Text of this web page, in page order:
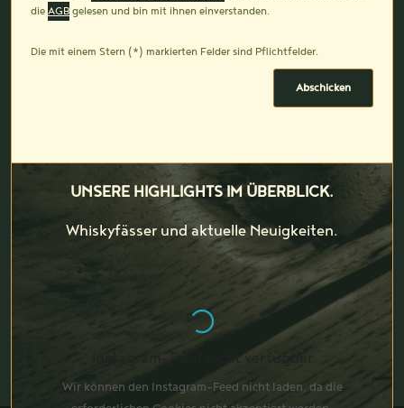
die AGB gelesen und bin mit ihnen einverstanden.
Die mit einem Stern (*) markierten Felder sind Pflichtfelder.
Abschicken
UNSERE HIGHLIGHTS IM ÜBERBLICK.
Whiskyfässer und aktuelle Neuigkeiten.
Instagram-Feed nicht verfügbar
Wir können den Instagram-Feed nicht laden, da die